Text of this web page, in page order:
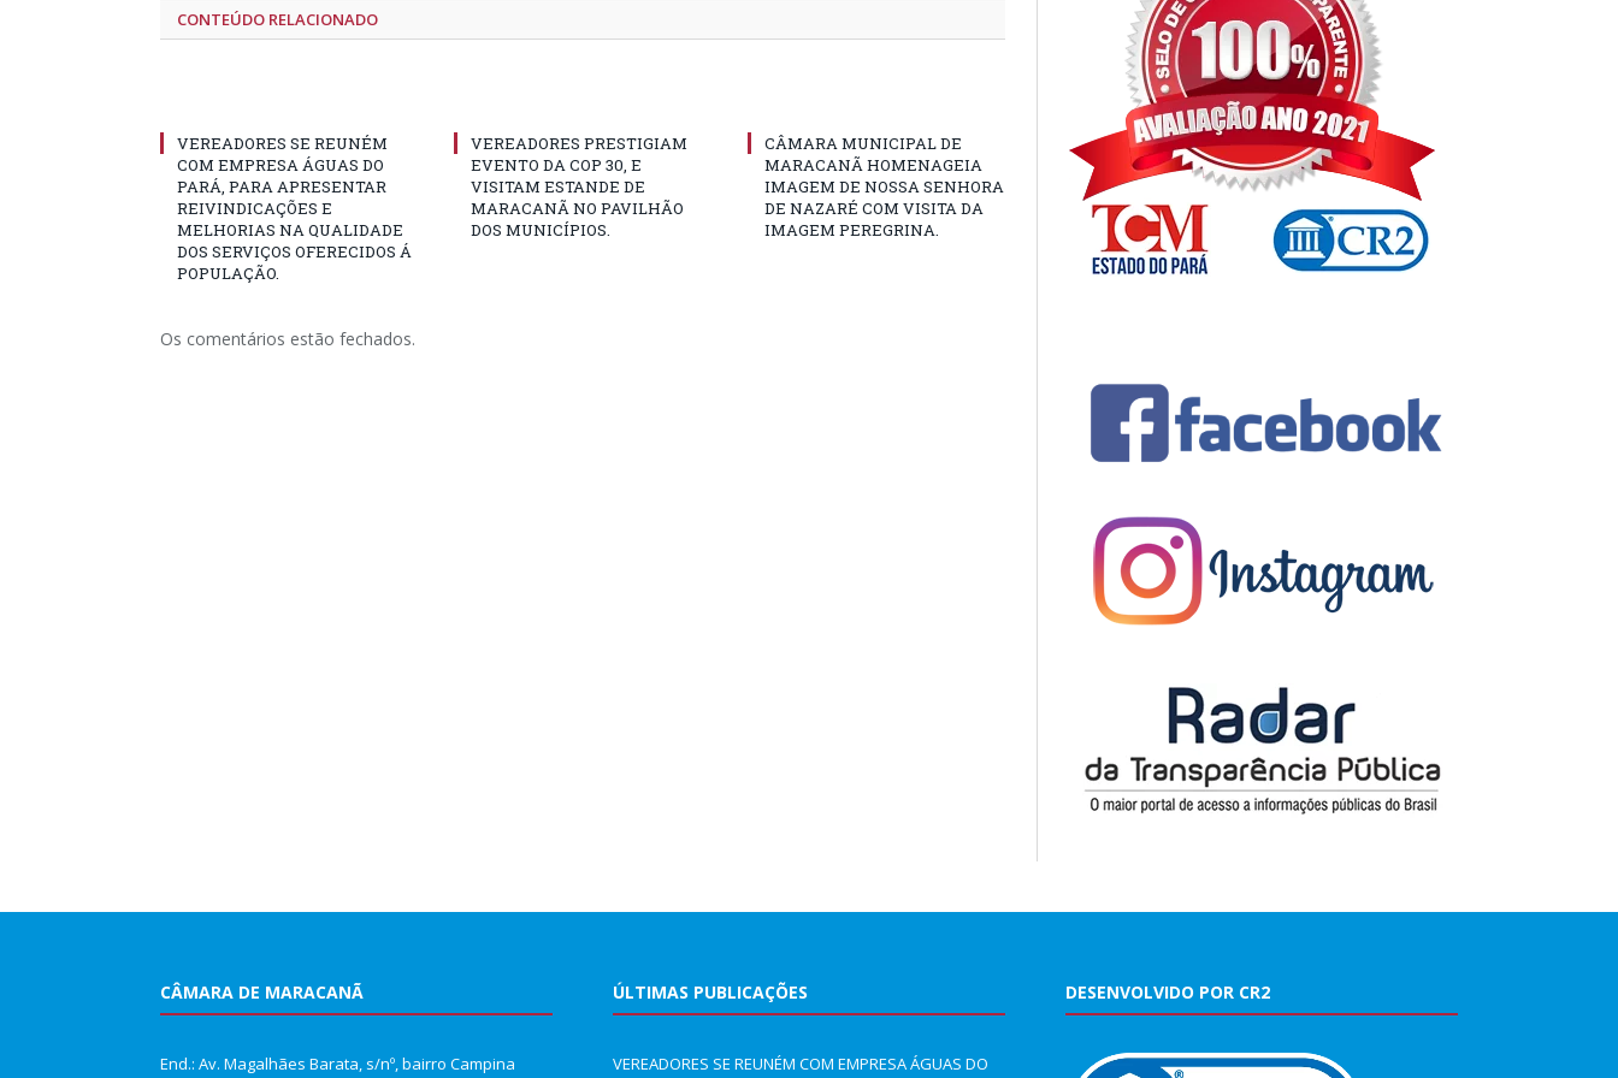
CONTEÚDO RELACIONADO
VEREADORES SE REUNÉM
COM EMPRESA ÁGUAS DO
PARÁ, PARA APRESENTAR
REIVINDICAÇÕES E
MELHORIAS NA QUALIDADE
DOS SERVIÇOS OFERECIDOS Á
POPULAÇÃO.
VEREADORES PRESTIGIAM
EVENTO DA COP 30, E
VISITAM ESTANDE DE
MARACANÃ NO PAVILHÃO
DOS MUNICÍPIOS.
CÂMARA MUNICIPAL DE
MARACANÃ HOMENAGEIA
IMAGEM DE NOSSA SENHORA
DE NAZARÉ COM VISITA DA
IMAGEM PEREGRINA.
Os comentários estão fechados.
CÂMARA DE MARACANÃ
End.: Av. Magalhães Barata, s/nº, bairro Campina
ÚLTIMAS PUBLICAÇÕES
VEREADORES SE REUNÉM COM EMPRESA ÁGUAS DO
DESENVOLVIDO POR CR2